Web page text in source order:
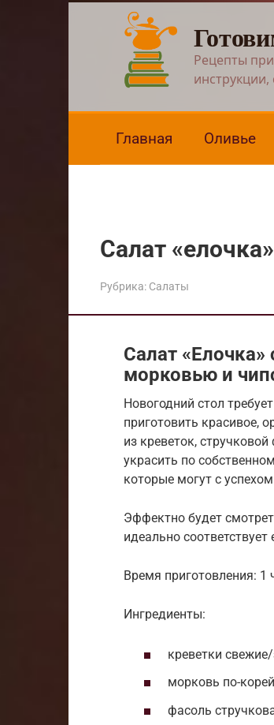
Рецепты
Главная Оливье
Салат
Рубрика: Салаты
Салат
морковью и
Новогодний стол
приготовить красивое,
из креветок,
украсить по
которые могут с
Эффектно будет
идеально
Время приготовления: 1
Ингредиенты:
креветки
морковь по-
фасоль